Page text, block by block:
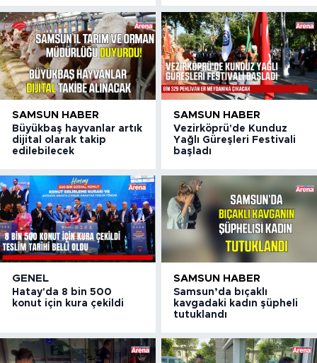
SAMSUN HABER
Büyükbaş hayvanlar artık
dijital olarak takip
edilebilecek
SAMSUN HABER
Vezirköprü'de Kunduz
Yağlı Güreşleri Festivali
başladı
GENEL
Hatay'da 8 bin 500
konut için kura çekildi
SAMSUN HABER
Samsun’da bıçaklı
kavgadaki kadın şüpheli
tutuklandı